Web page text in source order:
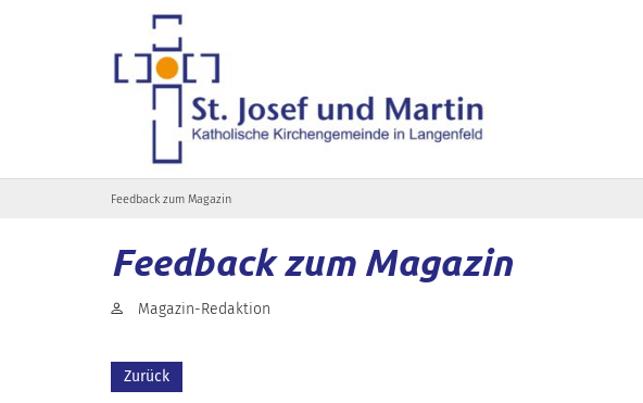
Feedback zum Magazin
Feedback zum Magazin
Von: Magazin-Redaktion
Zurück